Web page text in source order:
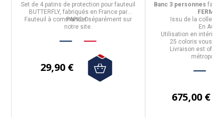
Set de 4 patins de protection pour fauteuil
BUTTERFLY, fabriqués en Francepar
PAPILLO.
Fauteuil à commander séparément sur
notre site.
29,90 €
Banc 3 personnes
Issu de la
En
Utilisation en
25 coloris vous
Livraison est
675,00 €